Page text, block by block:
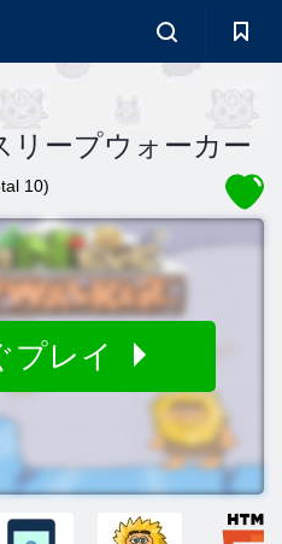
リープウォーカー
10)
レイ